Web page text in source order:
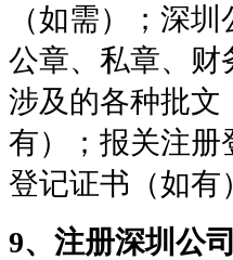
（如需）；深
公章、私章、财
涉及的各种批文
有）；报关注册
登记证书（如有
9、注册深圳公